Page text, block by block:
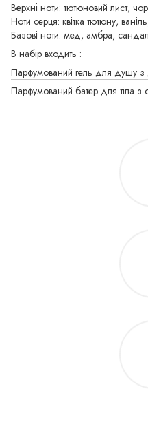
Верхні ноти: тютюновий лист,
Ноти серця: квітка тютюну,
Базові ноти: мед, амбра,
В набір входить :
Парфумований гель для душу
Парфумований батер для тіла з